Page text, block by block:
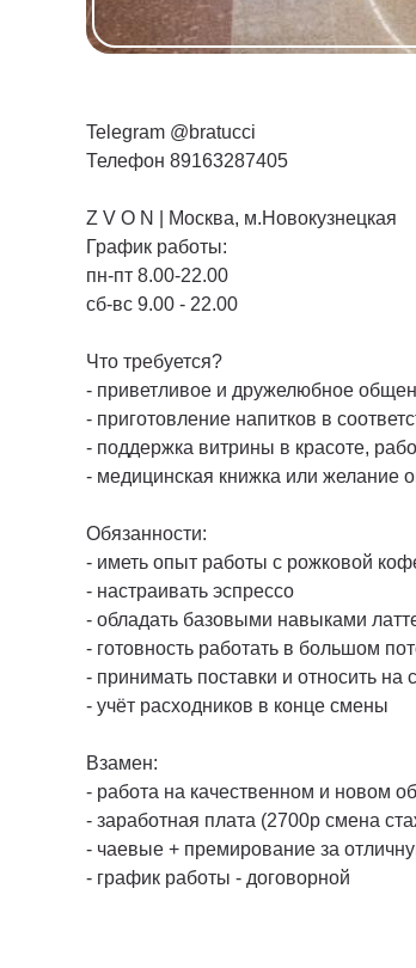
Telegram @bratucci
Телефон 89163287405
Z V O N | Москва, м.Новокузнецкая
График работы:
пн-пт 8.00-22.00
сб-вс 9.00 - 22.00
Что требуется?
- приветливое и дружелюбное
- приготовление напитков в
- поддержка витрины в красоте,
- медицинская книжка или желание
Обязанности:
- иметь опыт работы с рожковой
- настраивать эспрессо
- обладать базовыми навыками
- готовность работать в большом
- принимать поставки и относить на
- учёт расходников в конце смены
Взамен:
- работа на качественном и новом
- заработная плата (2700р смена
- чаевые + премирование за
- график работы - договорной